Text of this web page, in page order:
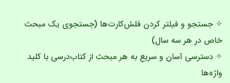
✧ جستجو و فیلتر کردن فلش‌کارت‌ها (جستجوی یک مبحث
خاص در هر سه سال)
✧ دسترسی آسان و سریع به هر مبحث از کتاب‌درسی با کلید
واژه‌ها